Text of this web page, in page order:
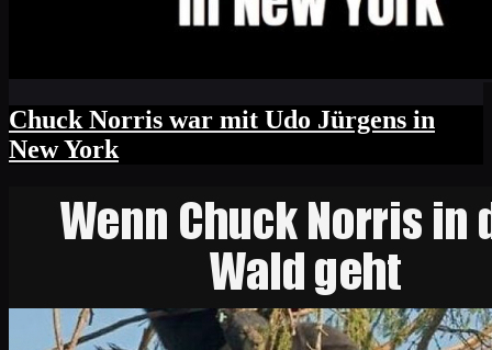
Chuck Norris war mit Udo Jürgens in
New York